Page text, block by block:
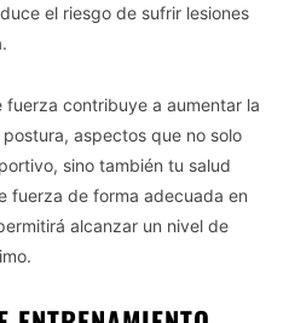
el riesgo de sufrir lesiones
fuerza contribuye a aumentar la
aspectos que no solo
sino también tu salud
fuerza de forma adecuada en
alcanzar un nivel de